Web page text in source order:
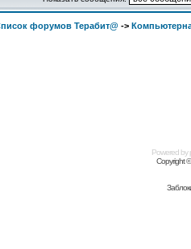
форумов Терабит@ ->
Powered by
Copyright